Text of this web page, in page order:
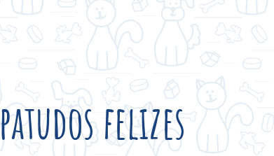
felizes